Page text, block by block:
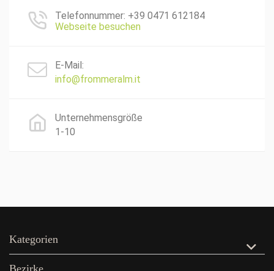
Telefonnummer: +39 0471 612184
Webseite besuchen
E-Mail:
info@frommeralm.it
Unternehmensgröße
1-10
Kategorien
Bezirke